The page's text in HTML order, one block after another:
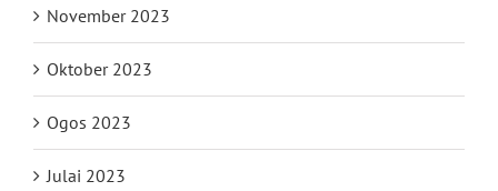
November 2023
Oktober 2023
Ogos 2023
Julai 2023